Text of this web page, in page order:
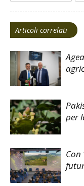
Articoli correlati
per
Con